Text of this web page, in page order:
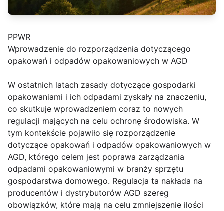
PPWR
Wprowadzenie do rozporządzenia dotyczącego
opakowań i odpadów opakowaniowych w AGD
W ostatnich latach zasady dotyczące gospodarki
opakowaniami i ich odpadami zyskały na znaczeniu,
co skutkuje wprowadzeniem coraz to nowych
regulacji mających na celu ochronę środowiska. W
tym kontekście pojawiło się rozporządzenie
dotyczące opakowań i odpadów opakowaniowych w
AGD, którego celem jest poprawa zarządzania
odpadami opakowaniowymi w branży sprzętu
gospodarstwa domowego. Regulacja ta nakłada na
producentów i dystrybutorów AGD szereg
obowiązków, które mają na celu zmniejszenie ilości